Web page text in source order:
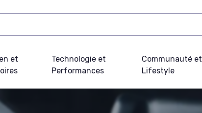
et
Technologie et
Performances
Communauté et
Lifestyle